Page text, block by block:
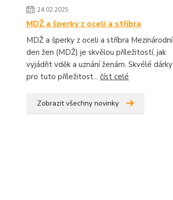
24.02.2025
MDŽ a šperky z oceli a stříbra
MDŽ a šperky z oceli a stříbra Mezinárodní
den žen (MDŽ) je skvělou příležitostí, jak
vyjádřit vděk a uznání ženám. Skvélé dárky
pro tuto příležitost... číst celé
Zobrazit všechny novinky